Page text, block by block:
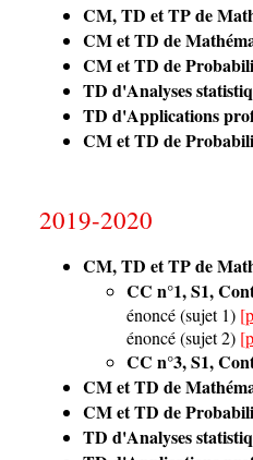
CM, TD et TP de
CM et TD de
CM et TD de
TD d'Analyses
TD d'Applications
CM et TD de
2019-2020
CM, TD et TP de
CC n°1, S1,
énoncé (sujet 1)
énoncé (sujet 2)
CC n°3, S1,
CM et TD de
CM et TD de
TD d'Analyses